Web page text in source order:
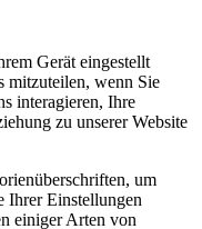
Gerät eingestellt
mitzuteilen, wenn Sie
interagieren, Ihre
zu unserer Website
um
Ihrer Einstellungen
einiger Arten von